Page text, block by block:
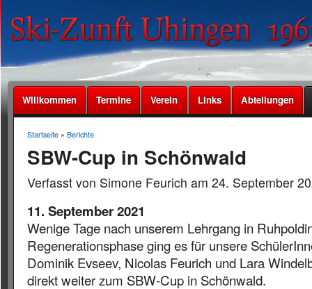
Willkommen Termine Verein Links Abteilungen
Startseite» Berichte
SBW-Cup in Schönwald
Verfasst von Simone Feurich am 24. September
11. September 2021
Wenige Tage nach unserem Lehrgang in
Regenerationsphase ging es für unsere
Dominik Evseev, Nicolas Feurich und Lara
direkt weiter zum SBW-Cup in Schönwald.